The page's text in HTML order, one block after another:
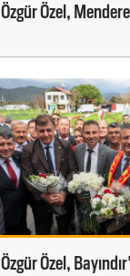
Özgür Özel,
Özgür Özel,